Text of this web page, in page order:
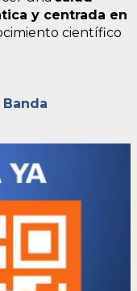
y centrada en
científico